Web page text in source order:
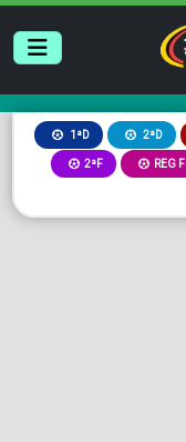
1ªD 2ªD
2ªF REG F